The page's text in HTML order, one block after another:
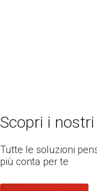
Scopri i
Tutte le soluzioni
più conta per te